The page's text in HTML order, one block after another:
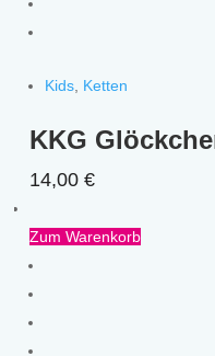
Kids Ketten
KKG
14,00€
Zum Warenkorb